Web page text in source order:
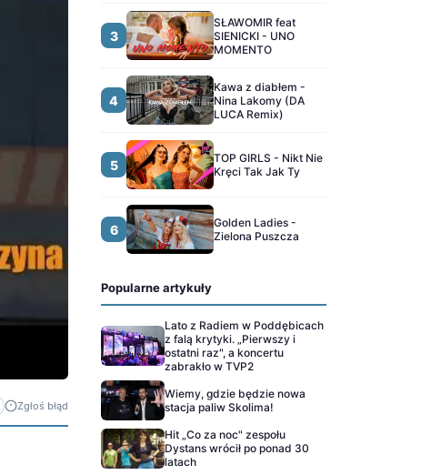
Zgłoś błąd
3
SŁAWOMIR feat
SIENICKI - UNO
MOMENTO
4
Kawa z diabłem -
Nina Lakomy (DA
LUCA Remix)
5
TOP GIRLS - Nikt Nie
Kręci Tak Jak Ty
6
Golden Ladies -
Zielona Puszcza
Popularne artykuły
Lato z Radiem w Poddębicach
z falą krytyki. „Pierwszy i
ostatni raz", a koncertu
zabrakło w TVP2
Wiemy, gdzie będzie nowa
stacja paliw Skolima!
Hit „Co za noc" zespołu
Dystans wrócił po ponad 30
latach